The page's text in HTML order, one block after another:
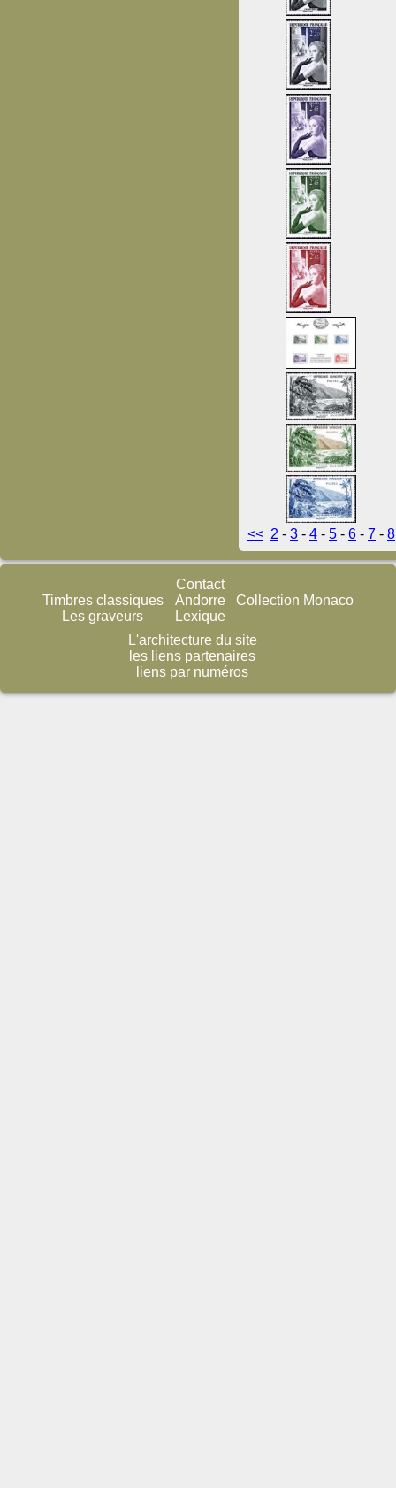
<< 2 - 3 - 4 - 5 - 6 - 7 - 8
Timbres classiques
Les graveurs
Contact
Andorre
Lexique
Collection Monaco
L'architecture du site
les liens partenaires
liens par numéros